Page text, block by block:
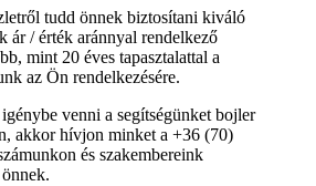
tudd önnek biztosítani kiváló
ár / érték aránnyal rendelkező
mint 20 éves tapasztalattal a
az Ön rendelkezésére.
venni a segítségünket bojler
akkor hívjon minket a +36 (70)
és szakembereink